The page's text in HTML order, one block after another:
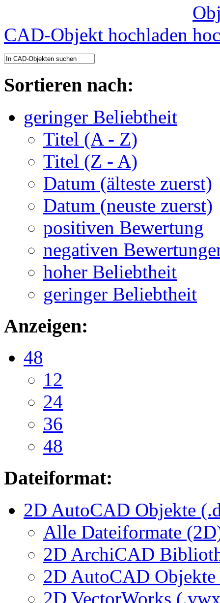
CAD-Objekt hochladen
Sortieren nach:
geringer Beliebtheit
Titel (A - Z)
Titel (Z - A)
Datum (älteste zuerst)
Datum (neuste zuerst)
positiven Bewertung
negativen
hoher Beliebtheit
geringer Beliebtheit
Anzeigen:
48
12
24
36
48
Dateiformat:
2D AutoCAD Objekte
Alle Dateiformate
2D ArchiCAD
2D AutoCAD
2D VectorWorks